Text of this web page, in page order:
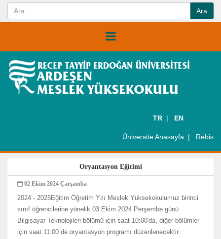
TR EN
Üniversite Anasayfa Rebis
Oryantasyon Eğitimi
02 Ekim 2024 Çarşamba
2024 - 2025Eğitim Öğretim Yılı Meslek Yüksekokulumuz birinci
sınıf öğrencilerine yönelik 03 Ekim 2024 Perşembe günü
Bilgisayar Teknolojileri bölümü için saat 10:00'da, diğer bölümler
için saat 11:00 de oryantasyon programı düzenlenecektir.